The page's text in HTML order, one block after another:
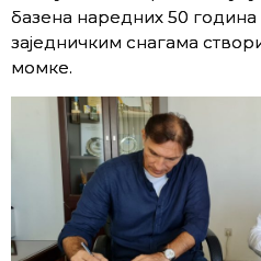
базена наредних 50
заједничким снагама
момке.